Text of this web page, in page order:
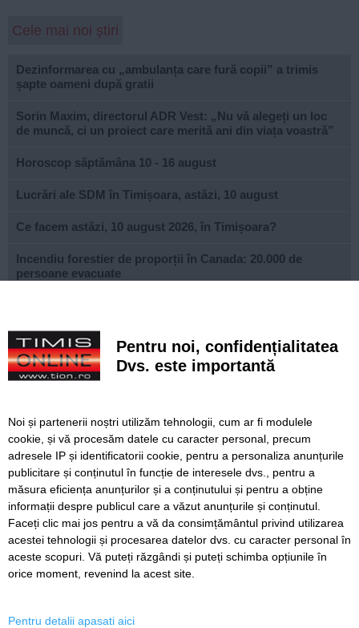
Cele mai noi știri
Dezinformarea cu „ambulanța care fură copii” a trimis
șapte oameni după gratii
Sorin Maxim, directorul ADR Vest: „Nu vă alegeți un loc
de muncă, ci un proiect care merită ani din viața voastră”
Horoscop săptămâna 10 - 16 august
Lucrări ale SDM în Timișoara, astăzi, 10 august
Ce facem astăzi, 10 august 2026, în Timișoara?
Incendiu forestier de proporții în Canada: 20.000 de
persoane evacuate
Noi restricții de circulație în Timișoara, de luni. O nouă
etapă de Rebreanu și intervenții la linia de tramvai pe
lângă prefectură
redevine funcțională
Istanbul fără bilet de intrare. Zeci de atracții spectaculoase
pe care le poți vizita gratuit în orașul de pe două
continente
SERVICII Redactia
Folosinta Cookie-urilor
Pentru noi, confidențialitatea
Dvs. este importantă
Noi și partenerii noștri utilizăm tehnologii, cum ar fi modulele
cookie, și vă procesăm datele cu caracter personal, precum
adresele IP și identificatorii cookie, pentru a personaliza anunțurile
publicitare și conținutul în funcție de interesele dvs., pentru a
măsura eficiența anunțurilor și a conținutului și pentru a obține
informații despre publicul care a văzut anunțurile și conținutul.
Faceți clic mai jos pentru a vă da consimțământul privind utilizarea
acestei tehnologii și procesarea datelor dvs. cu caracter personal în
aceste scopuri. Vă puteți răzgândi și puteți schimba opțiunile în
orice moment, revenind la acest site.
Pentru detalii apasati aici